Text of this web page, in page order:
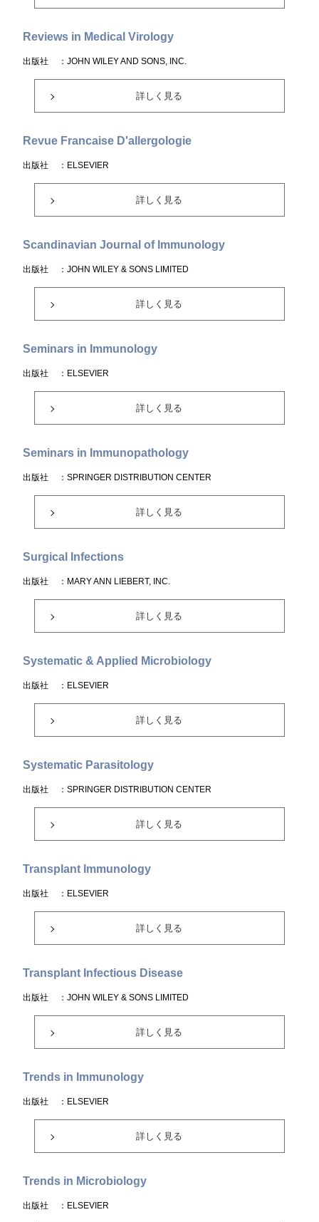
Reviews in Medical Virology
出版社 ：JOHN WILEY AND SONS, INC.
詳しく見る
Revue Francaise D'allergologie
出版社 ：ELSEVIER
詳しく見る
Scandinavian Journal of Immunology
出版社 ：JOHN WILEY & SONS LIMITED
詳しく見る
Seminars in Immunology
出版社 ：ELSEVIER
詳しく見る
Seminars in Immunopathology
出版社 ：SPRINGER DISTRIBUTION CENTER
詳しく見る
Surgical Infections
出版社 ：MARY ANN LIEBERT, INC.
詳しく見る
Systematic & Applied Microbiology
出版社 ：ELSEVIER
詳しく見る
Systematic Parasitology
出版社 ：SPRINGER DISTRIBUTION CENTER
詳しく見る
Transplant Immunology
出版社 ：ELSEVIER
詳しく見る
Transplant Infectious Disease
出版社 ：JOHN WILEY & SONS LIMITED
詳しく見る
Trends in Immunology
出版社 ：ELSEVIER
詳しく見る
Trends in Microbiology
出版社 ：ELSEVIER